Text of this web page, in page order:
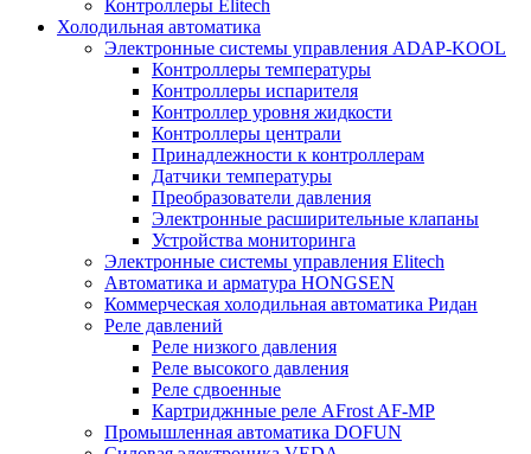
Контроллеры Elitech
Холодильная автоматика
Электронные системы управления ADAP-KOOL
Контроллеры температуры
Контроллеры испарителя
Контроллер уровня жидкости
Контроллеры централи
Принадлежности к контроллерам
Датчики температуры
Преобразователи давления
Электронные расширительные клапаны
Устройства мониторинга
Электронные системы управления Elitech
Автоматика и арматура HONGSEN
Коммерческая холодильная автоматика Ридан
Реле давлений
Реле низкого давления
Реле высокого давления
Реле сдвоенные
Картриджнные реле AFrost AF-MP
Промышленная автоматика DOFUN